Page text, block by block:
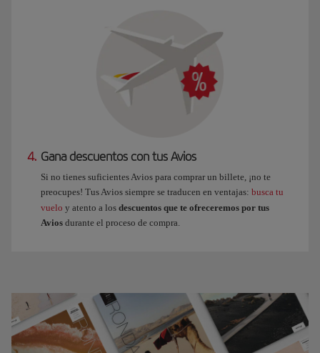
4. Gana descuentos con tus Avios
Si no tienes suficientes Avios para comprar un billete, ¡no te
preocupes! Tus Avios siempre se traducen en ventajas: busca tu
vuelo y atento a los descuentos que te ofreceremos por tus
Avios durante el proceso de compra.